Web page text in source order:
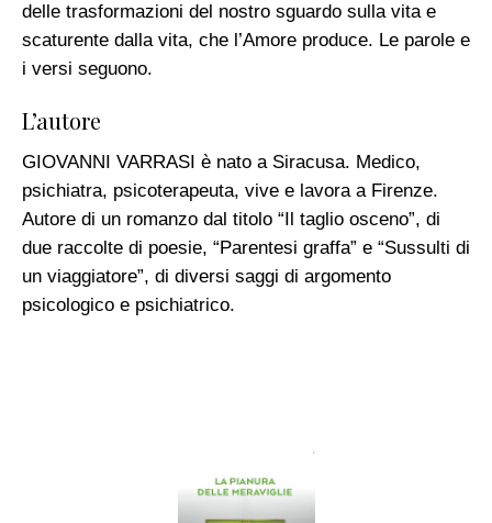
delle trasformazioni del nostro sguardo sulla vita e
scaturente dalla vita, che l’Amore produce. Le parole e
i versi seguono.
L’autore
GIOVANNI VARRASI è nato a Siracusa. Medico,
psichiatra, psicoterapeuta, vive e lavora a Firenze.
Autore di un romanzo dal titolo “Il taglio osceno”, di
due raccolte di poesie, “Parentesi graffa” e “Sussulti di
un viaggiatore”, di diversi saggi di argomento
psicologico e psichiatrico.